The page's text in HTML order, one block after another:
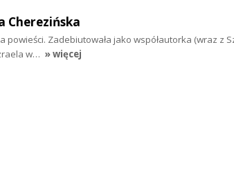
Cherezińska
powieści. Zadebiutowała jako współautorka (wraz z
w… » więcej